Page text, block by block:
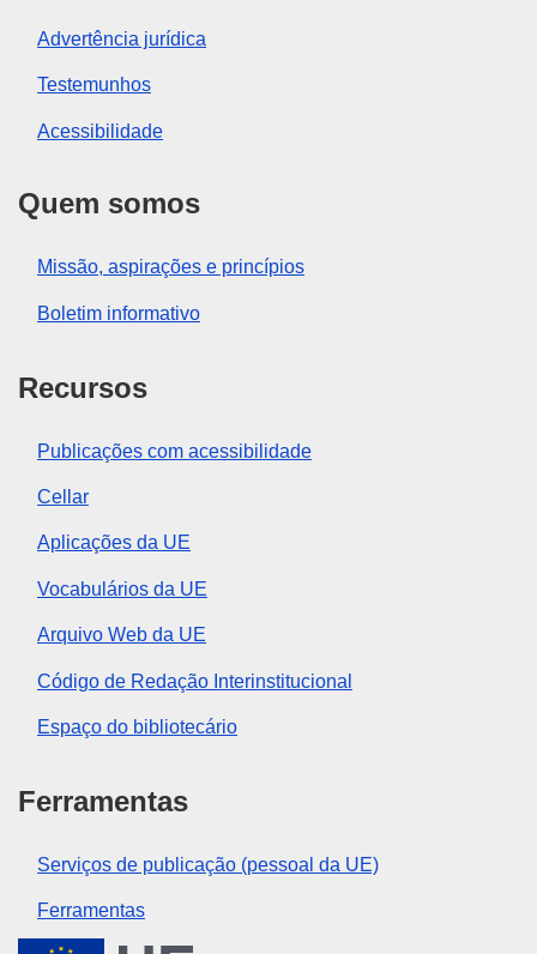
Advertência jurídica
Testemunhos
Acessibilidade
Quem somos
Missão, aspirações e princípios
Boletim informativo
Recursos
Publicações com acessibilidade
Cellar
Aplicações da UE
Vocabulários da UE
Arquivo Web da UE
Código de Redação Interinstitucional
Espaço do bibliotecário
Ferramentas
Serviços de publicação (pessoal da UE)
Ferramentas